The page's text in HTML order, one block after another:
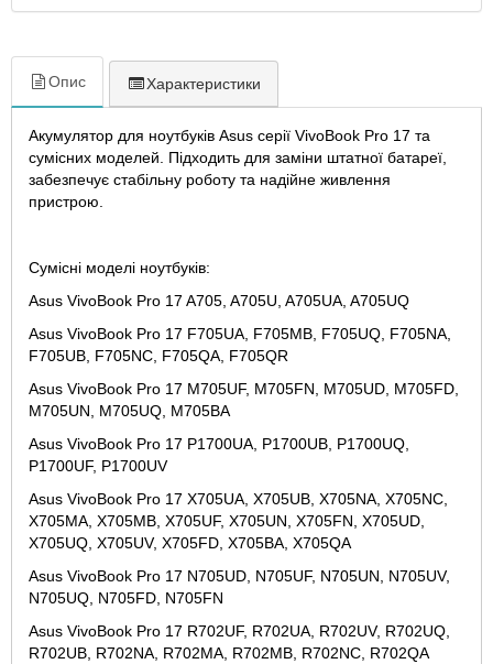
Опис Характеристики
Акумулятор для ноутбуків Asus серії VivoBook Pro 17 та
сумісних моделей. Підходить для заміни штатної батареї,
забезпечує стабільну роботу та надійне живлення
пристрою.
Сумісні моделі ноутбуків:
Asus VivoBook Pro 17 A705, A705U, A705UA, A705UQ
Asus VivoBook Pro 17 F705UA, F705MB, F705UQ, F705NA,
F705UB, F705NC, F705QA, F705QR
Asus VivoBook Pro 17 M705UF, M705FN, M705UD, M705FD,
M705UN, M705UQ, M705BA
Asus VivoBook Pro 17 P1700UA, P1700UB, P1700UQ,
P1700UF, P1700UV
Asus VivoBook Pro 17 X705UA, X705UB, X705NA, X705NC,
X705MA, X705MB, X705UF, X705UN, X705FN, X705UD,
X705UQ, X705UV, X705FD, X705BA, X705QA
Asus VivoBook Pro 17 N705UD, N705UF, N705UN, N705UV,
N705UQ, N705FD, N705FN
Asus VivoBook Pro 17 R702UF, R702UA, R702UV, R702UQ,
R702UB, R702NA, R702MA, R702MB, R702NC, R702QA